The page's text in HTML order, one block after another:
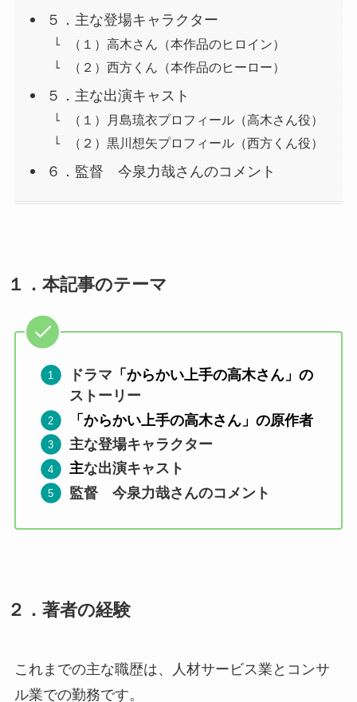
５．主な登場キャラクター
（１）高木さん（本作品のヒロイン）
（２）西方くん（本作品のヒーロー）
５．主な出演キャスト
（１）月島琉衣プロフィール（高木さん役）
（２）黒川想矢プロフィール（西方くん役）
６．監督 今泉力哉さんのコメント
１． 本記事のテーマ
ドラマ 「からかい上手の高木さん」の
ストーリー
「からかい上手の高木さん」の原作者
主な登場キャラクター
主な出演キャスト
監督 今泉力哉さんのコメント
２． 著者の経験
これまでの主な職歴は、人材サービス業とコンサ
ル業での勤務です。